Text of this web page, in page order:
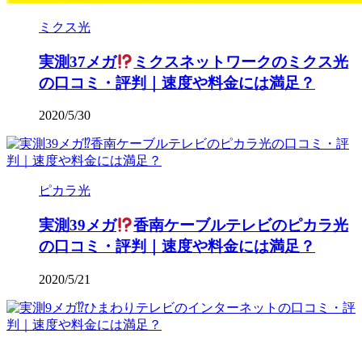
ミクス光
実測37メガ
ミクスネットワークのミクス光
の口コミ・評判｜速度や料金には満足？
2020/5/30
ピカラ光
実測39メガ
香南ケーブルテレビのピカラ光
の口コミ・評判｜速度や料金には満足？
2020/5/21